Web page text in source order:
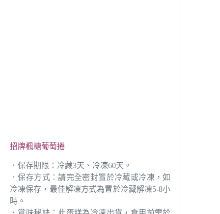
招牌楓糖葡萄捲
．保存期限：冷藏3天、冷凍60天。
．保存方式：請完全密封置於冷藏或冷凍，如
冷凍保存，最佳解凍方式為置於冷藏解凍5-8小
時。